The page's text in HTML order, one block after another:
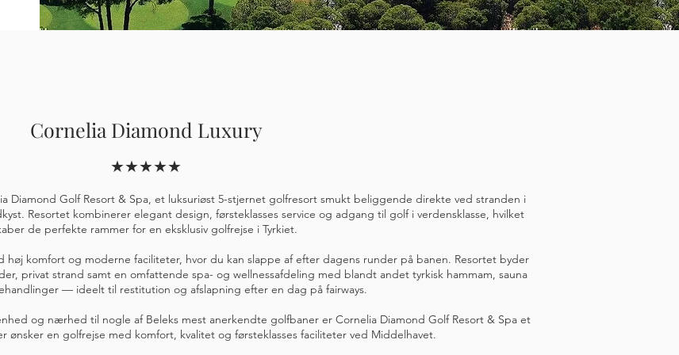
Cornelia Diamond Luxury
★★★★★
Diamond Golf Resort & Spa, et luksuriøst 5-stjernet golfresort smukt beliggende direkte ved stranden i
Resortet kombinerer elegant design, førsteklasses service og adgang til golf i verdensklasse, hvilket
de perfekte rammer for en eksklusiv golfrejse i Tyrkiet.
komfort og moderne faciliteter, hvor du kan slappe af efter dagens runder på banen. Resortet byder
privat strand samt en omfattende spa- og wellnessafdeling med blandt andet tyrkisk hammam, sauna
— ideelt til restitution og afslapning efter en dag på fairways.
og nærhed til nogle af Beleks mest anerkendte golfbaner er Cornelia Diamond Golf Resort & Spa et
ønsker en golfrejse med komfort, kvalitet og førsteklasses faciliteter ved Middelhavet.